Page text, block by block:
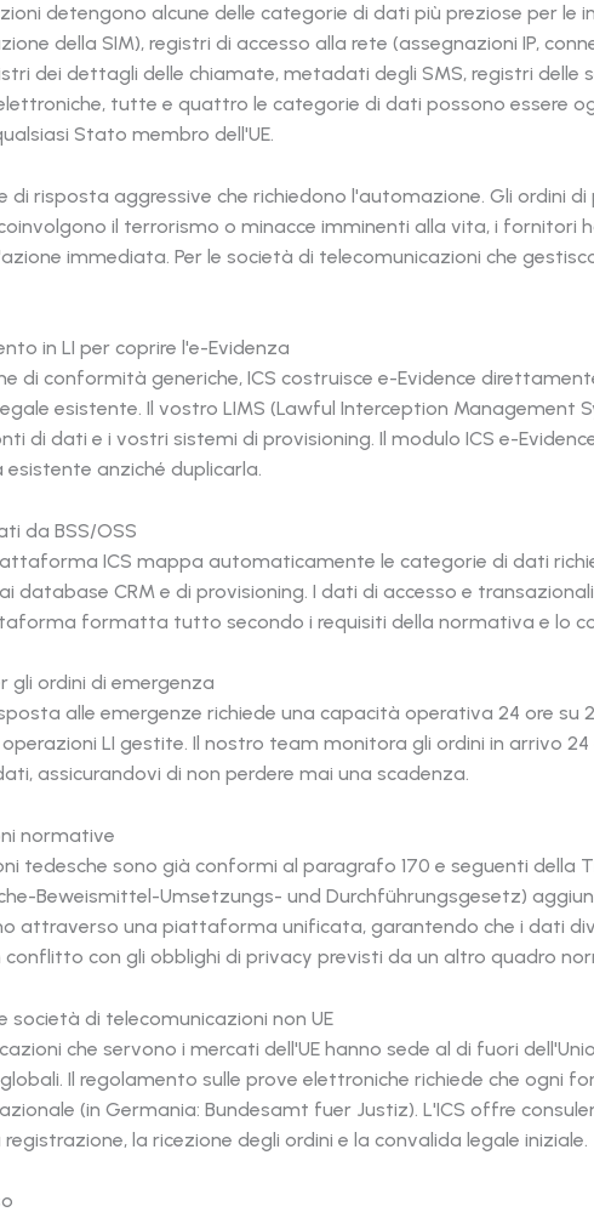
detengono alcune delle categorie di dati più preziose per
della SIM), registri di accesso alla rete (assegnazioni IP,
dei dettagli delle chiamate, metadati degli SMS, registri delle
tutte e quattro le categorie di dati possono essere
Stato membro dell'UE.
risposta aggressive che richiedono l'automazione. Gli ordini
il terrorismo o minacce imminenti alla vita, i fornitori
immediata. Per le società di telecomunicazioni che
in LI per coprire l'e-Evidenza
di conformità generiche, ICS costruisce e-Evidence
esistente. Il vostro LIMS (Lawful Interception Management
di dati e i vostri sistemi di provisioning. Il modulo ICS e-
anziché duplicarla.
da BSS/OSS
ICS mappa automaticamente le categorie di dati
CRM e di provisioning. I dati di accesso e transazionali
formatta tutto secondo i requisiti della normativa e lo
ordini di emergenza
alle emergenze richiede una capacità operativa 24 ore su
LI gestite. Il nostro team monitora gli ordini in arrivo
assicurandovi di non perdere mai una scadenza.
normative
tedesche sono già conformi al paragrafo 170 e seguenti della
Beweismittel-Umsetzungs- und Durchführungsgesetz)
attraverso una piattaforma unificata, garantendo che i dati
con gli obblighi di privacy previsti da un altro quadro
di telecomunicazioni non UE
che servono i mercati dell'UE hanno sede al di fuori
Il regolamento sulle prove elettroniche richiede che ogni
(in Germania: Bundesamt fuer Justiz). L'ICS offre
la ricezione degli ordini e la convalida legale iniziale.